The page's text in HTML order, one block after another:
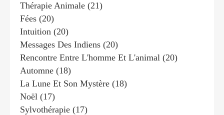
Thérapie Animale (21)
Fées (20)
Intuition (20)
Messages Des Indiens (20)
Rencontre Entre L'homme Et L'animal (20)
Automne (18)
La Lune Et Son Mystère (18)
Noël (17)
Sylvothérapie (17)